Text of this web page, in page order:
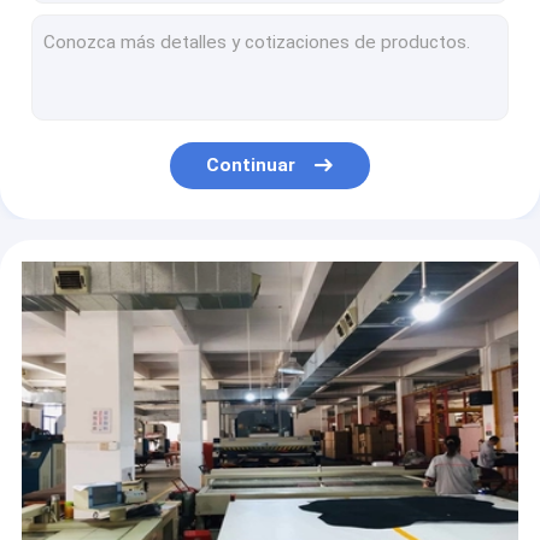
Anchura de cuero resistente del paño el 140cm del PVC del doblez indecolorable de color caqui de Brown
Material amistoso artificial del bolso de cuero del cuero Eco del PVC de la anchura de TGKELL el 1.4m
el cuero suave de la tapicería del PVC de 1.85m m grabó en relieve el PVC del cuero artificial para los muebles
Ningún cuero anaranjado brillante de la microfibra de la PU del verde de Fade Apparel Leather Fabric Olive
Tela de la ropa de la imitación de cuero de la anchura del OEM el 1.4m ningún olor peculiar
Continuar